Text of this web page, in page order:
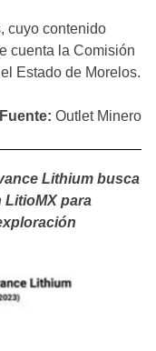
cuyo contenido
cuenta la Comisión
Estado de Morelos.
Fuente: Outlet Minero
Lithium busca
LitioMX para